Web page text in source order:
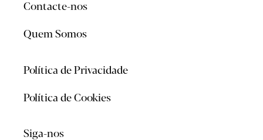
Contacte-nos
Quem Somos
Política de Privacidade
Política de Cookies
Siga-nos